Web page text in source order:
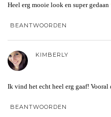
Heel erg mooie look en super gedaan
BEANTWOORDEN
KIMBERLY
Ik vind het echt heel erg gaaf! Vooral
BEANTWOORDEN